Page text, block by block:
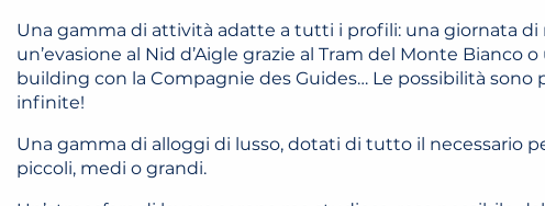
Una gamma di attività adatte a tutti i profili: una giornata di
un’evasione al Nid d’Aigle grazie al Tram del Monte Bianco
building con la Compagnie des Guides… Le possibilità sono
infinite!
Una gamma di alloggi di lusso, dotati di tutto il necessario
piccoli, medi o grandi.